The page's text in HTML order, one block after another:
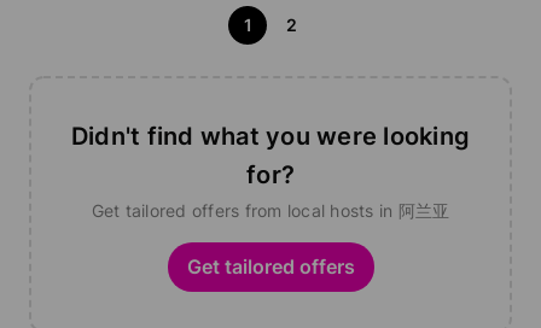
1 2
Didn't find what you were looking
for?
Get tailored offers from local hosts in 阿兰亚
Get tailored offers